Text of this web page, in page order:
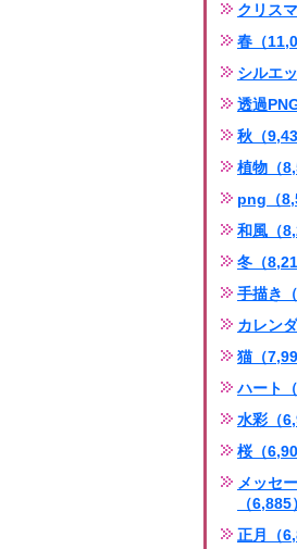
クリス
春（
シルエ
透過
秋（
植物（
png（
和風（
冬（
手描き
カレン
猫（
ハート
水彩（
桜（
メッセ
（6,885）
正月（